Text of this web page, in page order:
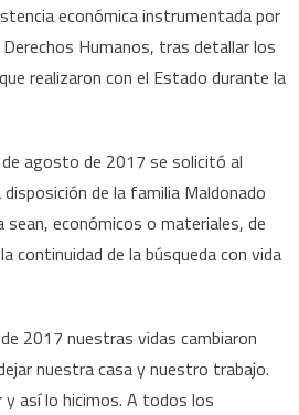
económica instrumentada por
Humanos, tras detallar los
realizaron con el Estado durante la
agosto de 2017 se solicitó al
de la familia Maldonado
sean, económicos o materiales, de
continuidad de la búsqueda con vida
2017 nuestras vidas cambiaron
nuestra casa y nuestro trabajo.
y así lo hicimos. A todos los